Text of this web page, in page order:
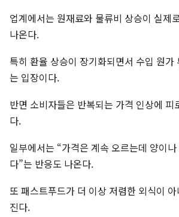
업계에서는 원재료와 물류비 상승이 실제
나온다.
특히 환율 상승이 장기화되면서 수입 원가
는 입장이다.
반면 소비자들은 반복되는 가격 인상에 피
다.
일부에서는 “가격은 계속 오르는데 양이
다”는 반응도 나온다.
또 패스트푸드가 더 이상 저렴한 외식이
진다.